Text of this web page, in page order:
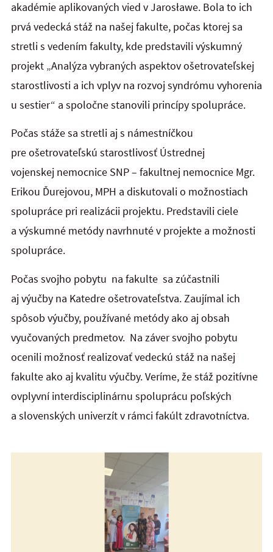
akadémie aplikovaných vied v Jarosławe. Bola to ich
prvá vedecká stáž na našej fakulte, počas ktorej sa
stretli s vedením fakulty, kde predstavili výskumný
projekt „Analýza vybraných aspektov ošetrovateľskej
starostlivosti a ich vplyv na rozvoj syndrómu vyhorenia
u sestier“ a spoločne stanovili princípy spolupráce.
Počas stáže sa stretli aj s námestníčkou
pre ošetrovateľskú starostlivosť Ústrednej
vojenskej nemocnice SNP – fakultnej nemocnice Mgr.
Erikou Ďurejovou, MPH a diskutovali o možnostiach
spolupráce pri realizácii projektu. Predstavili ciele
a výskumné metódy navrhnuté v projekte a možnosti
spolupráce.
Počas svojho pobytu na fakulte sa zúčastnili
aj výučby na Katedre ošetrovateľstva. Zaujímal ich
spôsob výučby, používané metódy ako aj obsah
vyučovaných predmetov. Na záver svojho pobytu
ocenili možnosť realizovať vedeckú stáž na našej
fakulte ako aj kvalitu výučby. Veríme, že stáž pozitívne
ovplyvní interdisciplinárnu spoluprácu poľských
a slovenských univerzít v rámci fakúlt zdravotníctva.